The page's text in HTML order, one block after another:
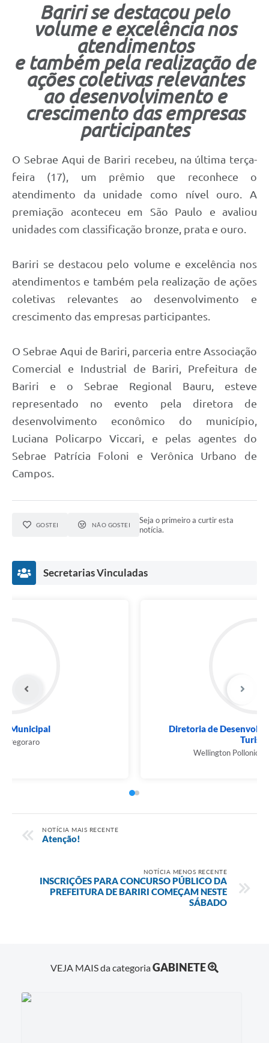
Bariri se destacou pelo
volume e excelência nos
atendimentos
e também pela realização de
ações coletivas relevantes
ao desenvolvimento e
crescimento das empresas
participantes
O Sebrae Aqui de Bariri recebeu, na última terça-
feira (17), um prêmio que reconhece o
atendimento da unidade como nível ouro. A
premiação aconteceu em São Paulo e avaliou
unidades com classificação bronze, prata e ouro.
Bariri se destacou pelo volume e excelência nos
atendimentos e também pela realização de ações
coletivas relevantes ao desenvolvimento e
crescimento das empresas participantes.
O Sebrae Aqui de Bariri, parceria entre Associação
Comercial e Industrial de Bariri, Prefeitura de
Bariri e o Sebrae Regional Bauru, esteve
representado no evento pela diretora de
desenvolvimento econômico do município,
Luciana Policarpo Viccari, e pelas agentes do
Sebrae Patrícia Foloni e Verônica Urbano de
Campos.
GOSTEI NÃO GOSTEI
Seja o primeiro a curtir esta
notícia.
Secretarias Vinculadas
Prefeito Municipal
NOTÍCIA MAIS RECENTE
Atenção!
NOTÍCIA MENOS RECENTE
INSCRIÇÕES PARA CONCURSO PÚBLICO DA
PREFEITURA DE BARIRI COMEÇAM NESTE
SÁBADO
VEJA MAIS da categoriaGABINETE